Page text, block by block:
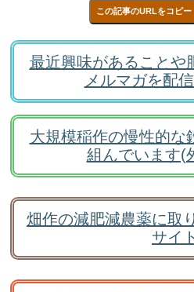
この記事のURLをコピー
最近興味があることや
メルマガを配
大規模稲作の慢性的な
組んでいます(
畑作の減肥減農薬に取
サイ